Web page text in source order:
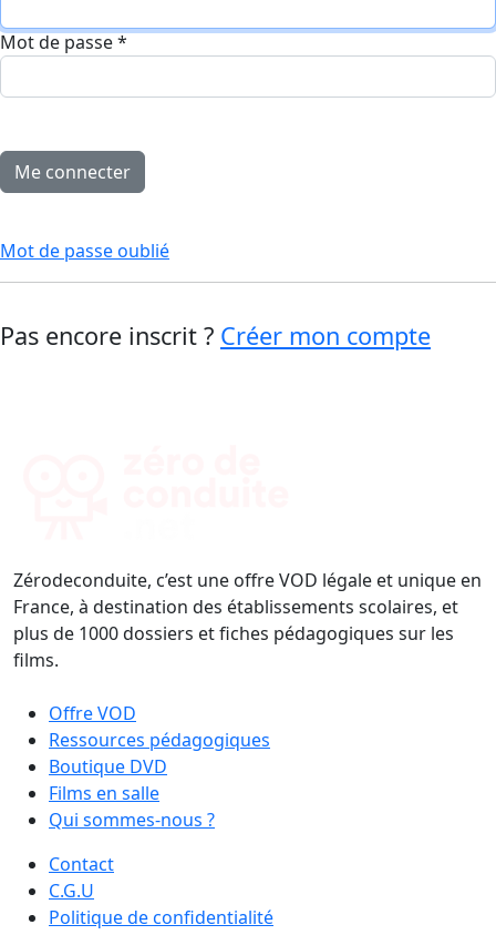
Mot de passe*
Mot de passe oublié
Pas encore inscrit ? Créer mon compte
Zérodeconduite, c’est une offre VOD légale et unique en
France, à destination des établissements scolaires, et
plus de 1000 dossiers et fiches pédagogiques sur les
films.
Offre VOD
Ressources pédagogiques
Boutique DVD
Films en salle
Qui sommes-nous ?
Contact
C.G.U
Politique de confidentialité